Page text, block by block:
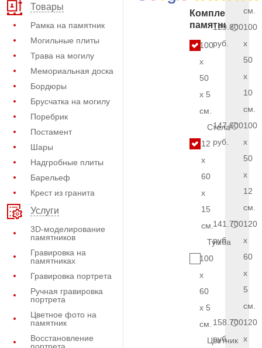
Товары
Рамка на памятник
Могильные плиты
Трава на могилу
Мемориальная доска
Бордюры
Брусчатка на могилу
Поребрик
Постамент
Шары
Надгробные плиты
Барельеф
Крест из гранита
Услуги
3D-моделирование
памятников
Гравировка на
памятниках
Гравировка портрета
Ручная гравировка
портрета
Цветное фото на
памятник
Восстановление
Комплект
памятника
100
x
50
x 5
см.
Стела
12
x
60
x
15
см.
Тумба
100
x
60
x 5
см.
Цветник
см.
129.800
руб.
100
x
50
x
10
см.
147.600
руб.
100
x
50
x
12
см.
141.700
руб.
120
x
60
x
5
см.
158.700
руб.
120
x